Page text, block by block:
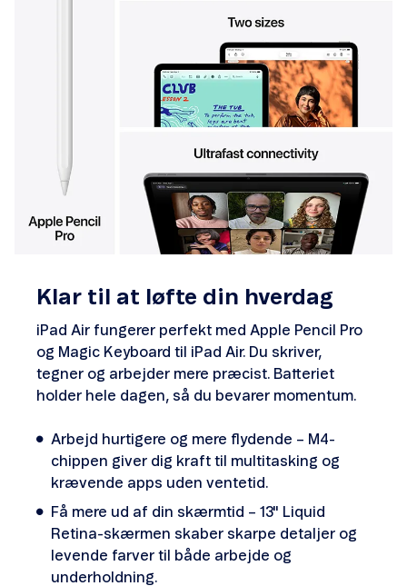
Klar til at løfte din hverdag
iPad Air fungerer perfekt med Apple Pencil Pro
og Magic Keyboard til iPad Air. Du skriver,
tegner og arbejder mere præcist. Batteriet
holder hele dagen, så du bevarer momentum.
Arbejd hurtigere og mere flydende – M4-
chippen giver dig kraft til multitasking og
krævende apps uden ventetid.
Få mere ud af din skærmtid – 13" Liquid
Retina-skærmen skaber skarpe detaljer og
levende farver til både arbejde og
underholdning.